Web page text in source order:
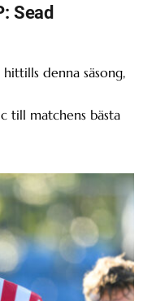
Sead
denna säsong,
till matchens bästa